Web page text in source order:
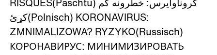
RISQUES(Paschtu) کروناوایرس: خطرونه کم
کړئ(Polnisch) KORONAVIRUS:
ZMNIMALIZOWA? RYZYKO(Russisch)
КОРОНАВИРУС: МИНИМИЗИРОВАТЬ